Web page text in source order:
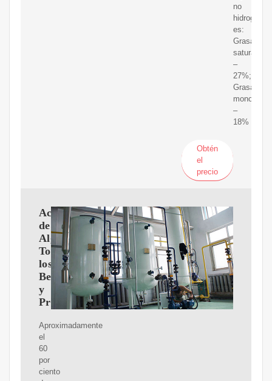
no
es:
Grasa
saturada
–
27%;
Grasa
–
18%
Obtén
el
precio
Aceite
de
Algodón:
Todos
los
Beneficios
y
Propiedades
Aproximadamente
el
60
por
ciento